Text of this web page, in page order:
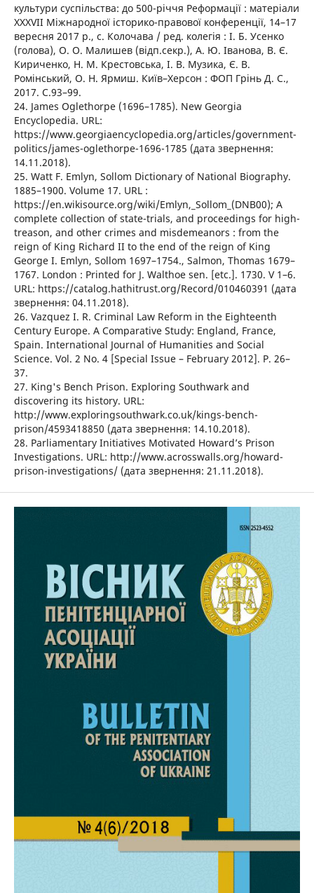
культури суспільства: до 500-річчя Реформації : матеріали
XXХVІI Міжнародної історико-правової конференції, 14–17
вересня 2017 р., с. Колочава / ред. колегія : І. Б. Усенко
(голова), О. О. Малишев (відп.секр.), А. Ю. Іванова, В. Є.
Кириченко, Н. М. Крестовська, І. В. Музика, Є. В.
Ромінський, О. Н. Ярмиш. Київ–Херсон : ФОП Грінь Д. С.,
2017. С.93–99.
24. James Oglethorpe (1696–1785). New Georgia
Encyclopedia. URL:
https://www.georgiaencyclopedia.org/articles/government-
politics/james-oglethorpe-1696-1785 (дата звернення:
14.11.2018).
25. Watt F. Emlyn, Sollom Dictionary of National Biography.
1885–1900. Volume 17. URL :
https://en.wikisource.org/wiki/Emlyn,_Sollom_(DNB00); A
complete collection of state-trials, and proceedings for high-
treason, and other crimes and misdemeanors : from the
reign of King Richard II to the end of the reign of King
George I. Emlyn, Sollom 1697–1754., Salmon, Thomas 1679–
1767. London : Printed for J. Walthoe sen. [etc.]. 1730. V 1–6.
URL: https://catalog.hathitrust.org/Record/010460391 (дата
звернення: 04.11.2018).
26. Vazquez I. R. Criminal Law Reform in the Eighteenth
Century Europe. A Comparative Study: England, France,
Spain. International Journal of Humanities and Social
Science. Vol. 2 No. 4 [Special Issue – February 2012]. P. 26–
37.
27. King's Bench Prison. Exploring Southwark and
discovering its history. URL:
http://www.exploringsouthwark.co.uk/kings-bench-
prison/4593418850 (дата звернення: 14.10.2018).
28. Parliamentary Initiatives Motivated Howard’s Prison
Investigations. URL: http://www.acrosswalls.org/howard-
prison-investigations/ (дата звернення: 21.11.2018).